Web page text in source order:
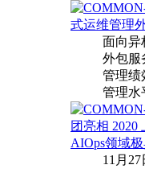
式运维管理
面向异
外包服
管理绩
管理水
团亮相 2020
AIOps领域
11月